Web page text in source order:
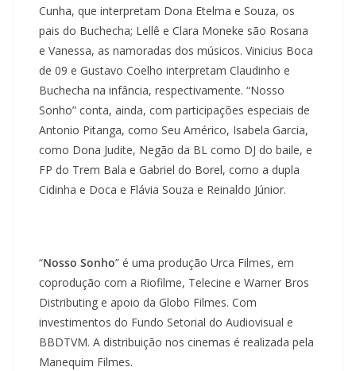
Cunha, que interpretam Dona Etelma e Souza, os
pais do Buchecha; Lellê e Clara Moneke são Rosana
e Vanessa, as namoradas dos músicos. Vinicius Boca
de 09 e Gustavo Coelho interpretam Claudinho e
Buchecha na infância, respectivamente. “Nosso
Sonho” conta, ainda, com participações especiais de
Antonio Pitanga, como Seu Américo, Isabela Garcia,
como Dona Judite, Negão da BL como DJ do baile, e
FP do Trem Bala e Gabriel do Borel, como a dupla
Cidinha e Doca e Flávia Souza e Reinaldo Júnior.
“Nosso Sonho” é uma produção Urca Filmes, em
coprodução com a Riofilme, Telecine e Warner Bros
Distributing e apoio da Globo Filmes. Com
investimentos do Fundo Setorial do Audiovisual e
BBDTVM. A distribuição nos cinemas é realizada pela
Manequim Filmes.